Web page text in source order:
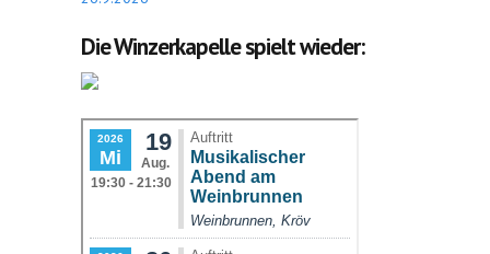
Die Winzerkapelle spielt wieder: